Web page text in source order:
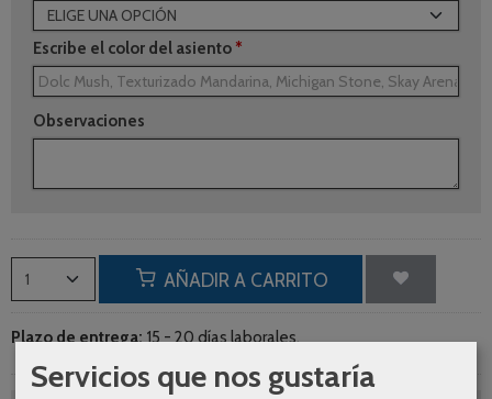
Escribe el color del asiento *
Observaciones
AÑADIR A CARRITO
Plazo de entrega:15 - 20 días laborales.
Servicios que nos gustaría